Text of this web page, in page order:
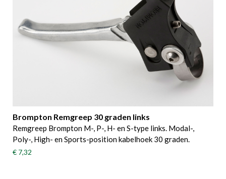
Brompton Remgreep 30 graden links
Remgreep Brompton M-, P-, H- en S-type links. Modal-,
Poly-, High- en Sports-position kabelhoek 30 graden.
€ 7,32